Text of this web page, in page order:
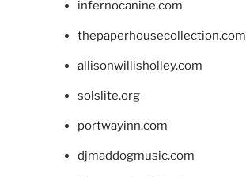
infernocanine.com
thepaperhousecollection.com
allisonwillisholley.com
solslite.org
portwayinn.com
djmaddogmusic.com